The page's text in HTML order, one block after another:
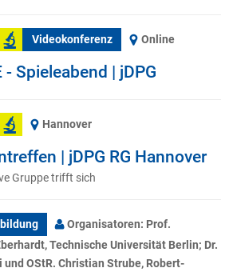
Videokonferenz Online
- Spieleabend | jDPG
Hannover
| jDPG RG Hannover
Gruppe trifft sich
Organisatoren: Prof.
Technische Universität Berlin; Dr.
und OStR. Christian Strube, Robert-